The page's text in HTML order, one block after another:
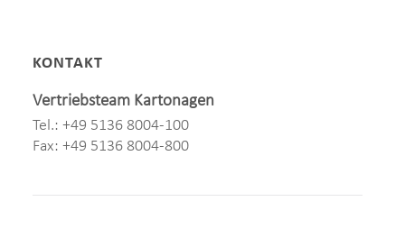
KONTAKT
Vertriebsteam Kartonagen
Tel.: +49 5136 8004-100
Fax: +49 5136 8004-800